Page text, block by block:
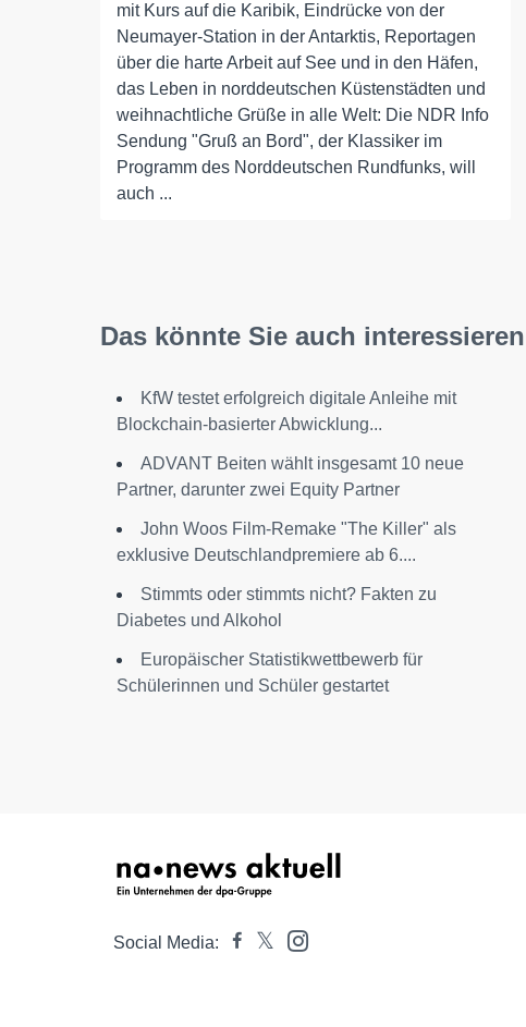
mit Kurs auf die Karibik, Eindrücke von der
Neumayer-Station in der Antarktis, Reportagen
über die harte Arbeit auf See und in den Häfen,
das Leben in norddeutschen Küstenstädten und
weihnachtliche Grüße in alle Welt: Die NDR Info
Sendung "Gruß an Bord", der Klassiker im
Programm des Norddeutschen Rundfunks, will
auch ...
Das könnte Sie auch interessieren
KfW testet erfolgreich digitale Anleihe mit
Blockchain-basierter Abwicklung...
ADVANT Beiten wählt insgesamt 10 neue
Partner, darunter zwei Equity Partner
John Woos Film-Remake "The Killer" als
exklusive Deutschlandpremiere ab 6....
Stimmts oder stimmts nicht? Fakten zu
Diabetes und Alkohol
Europäischer Statistikwettbewerb für
Schülerinnen und Schüler gestartet
Social Media: